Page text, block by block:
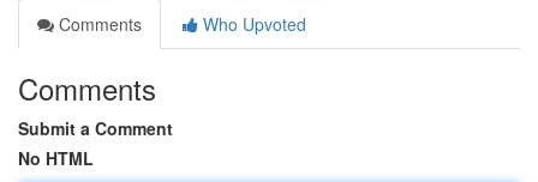
Comments
Who Upvoted
Comments
Submit a Comment
No HTML